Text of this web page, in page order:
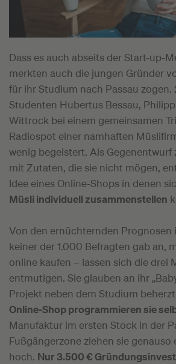
Dass es auch abseits der Start-up-
merkten auch die jungen Gründer
für ihr Studium nach Passau
Studenten Hubertus Bessau,
Wittrock bei einem gemeinsamen
Radiospot einer namhaften
wenig begeistert. Als Gegenentwurf
mit Zutaten, die sie nicht mögen,
Idee eines Online-Shops in denen
Müsli individuell zusammenstellen
Von den ernüchternden Prognosen
keiner der 1.000 Befragten gab an,
online kaufen – lassen sich die drei
entmutigen. Sie glauben an ihr
Projekt neben dem Studium
Online-Shop programmieren sie
Manufaktur im ersten Stock in der
Fußgängerzone ziehen sie genauso
hoch. Nur 3.500 €